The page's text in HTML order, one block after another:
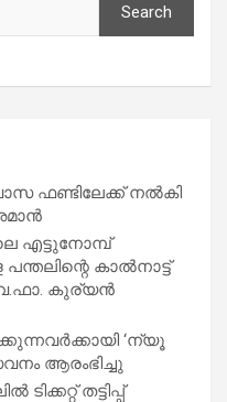
Search
ഫണ്ടിലേക്ക് നൽകി
എട്ടുനോമ്പ്
കാൽനാട്ട്
റവ.ഫാ. കുര്യൻ
‘ന്യൂ
ആരംഭിച്ചു
തട്ടിപ്പ്